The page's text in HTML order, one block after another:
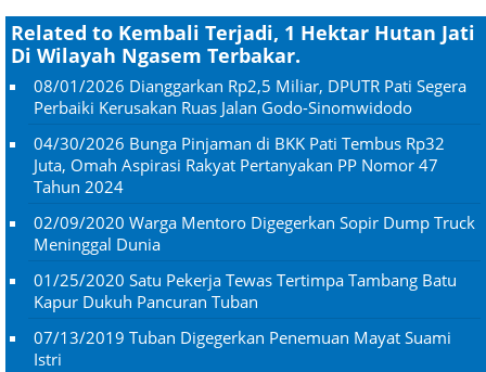
Related to Kembali Terjadi, 1 Hektar Hutan Jati
Di Wilayah Ngasem Terbakar.
08/01/2026 Dianggarkan Rp2,5 Miliar, DPUTR Pati Segera
Perbaiki Kerusakan Ruas Jalan Godo-Sinomwidodo
04/30/2026 Bunga Pinjaman di BKK Pati Tembus Rp32
Juta, Omah Aspirasi Rakyat Pertanyakan PP Nomor 47
Tahun 2024
02/09/2020 Warga Mentoro Digegerkan Sopir Dump Truck
Meninggal Dunia
01/25/2020 Satu Pekerja Tewas Tertimpa Tambang Batu
Kapur Dukuh Pancuran Tuban
07/13/2019 Tuban Digegerkan Penemuan Mayat Suami
Istri